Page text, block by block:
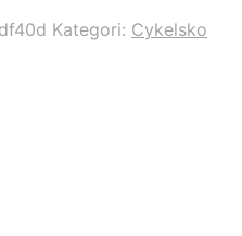
Kategori: Cykelsko